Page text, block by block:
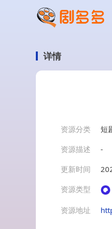
详情
资源分类
短
资源描述
-
更新时间
资源类型
资源地址